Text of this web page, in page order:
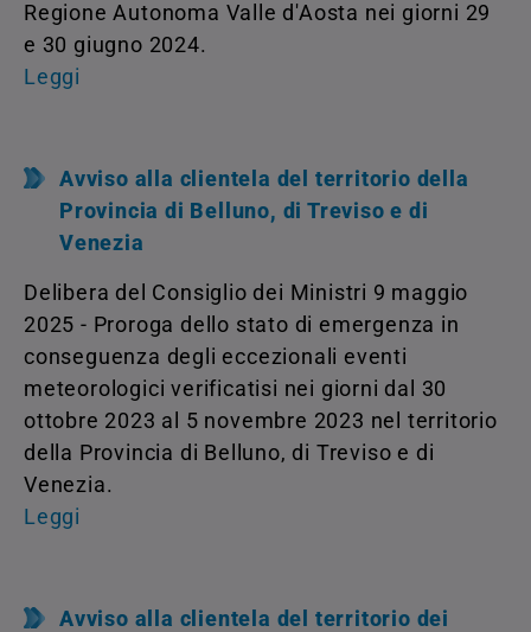
Regione Autonoma Valle d'Aosta nei giorni 29
e 30 giugno 2024.
Leggi
Avviso alla clientela del territorio della
Provincia di Belluno, di Treviso e di
Venezia
Delibera del Consiglio dei Ministri 9 maggio
2025 - Proroga dello stato di emergenza in
conseguenza degli eccezionali eventi
meteorologici verificatisi nei giorni dal 30
ottobre 2023 al 5 novembre 2023 nel territorio
della Provincia di Belluno, di Treviso e di
Venezia.
Leggi
Avviso alla clientela del territorio dei